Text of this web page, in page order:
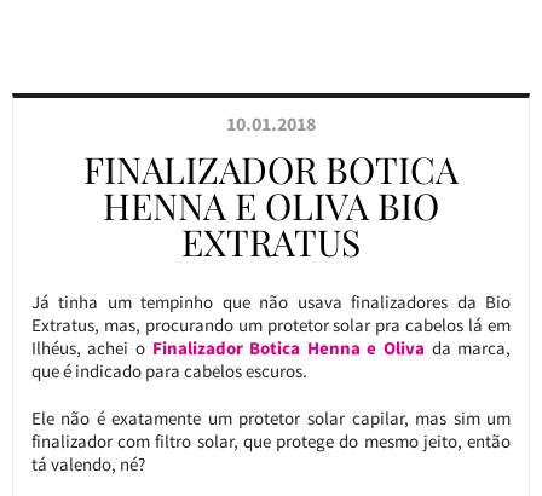
10.01.2018
FINALIZADOR BOTICA
HENNA E OLIVA BIO
EXTRATUS
Já tinha um tempinho que não usava finalizadores da Bio
Extratus, mas, procurando um protetor solar pra cabelos lá em
Ilhéus, achei o Finalizador Botica Henna e Oliva da marca,
que é indicado para cabelos escuros.
Ele não é exatamente um protetor solar capilar, mas sim um
finalizador com filtro solar, que protege do mesmo jeito, então
tá valendo, né?